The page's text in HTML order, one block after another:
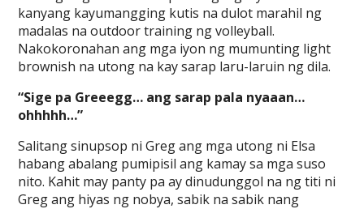
kanyang kayumangging kutis na dulot marahil ng
madalas na outdoor training ng volleyball.
Nakokoronahan ang mga iyon ng mumunting light
brownish na utong na kay sarap laru-laruin ng dila.
“Sige pa Greeegg… ang sarap pala nyaaan…
ohhhhh…”
Salitang sinupsop ni Greg ang mga utong ni Elsa
habang abalang pumipisil ang kamay sa mga suso
nito. Kahit may panty pa ay dinudunggol na ng titi ni
Greg ang hiyas ng nobya, sabik na sabik nang